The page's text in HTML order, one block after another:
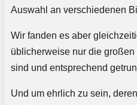
Auswahl an verschiedenen
Wir fanden es aber
üblicherweise nur die
sind und entsprechend
Und um ehrlich zu sein,